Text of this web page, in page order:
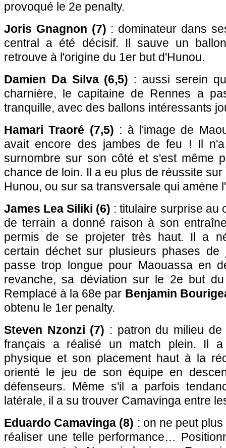
provoqué le 2e penalty.
Joris Gnagnon (7) : dominateur dans
central a été décisif. Il sauve un
retrouve à l'origine du 1er but d'Hunou.
Damien Da Silva (6,5) : aussi serein
charnière, le capitaine de Rennes a
tranquille, avec des ballons intéressants
Hamari Traoré (7,5) : à l'image de
avait encore des jambes de feu ! Il
surnombre sur son côté et s'est même
chance de loin. Il a eu plus de réussite
Hunou, ou sur sa transversale qui amène
James Lea Siliki (6) : titulaire surprise au
de terrain a donné raison à son
permis de se projeter très haut. Il a
certain déchet sur plusieurs phases
passe trop longue pour Maouassa en
revanche, sa déviation sur le 2e but
Remplacé à la 68e par Benjamin
obtenu le 1er penalty.
Steven Nzonzi (7) : patron du milieu de
français a réalisé un match plein. Il a
physique et son placement haut à la
orienté le jeu de son équipe en
défenseurs. Même s'il a parfois
latérale, il a su trouver Camavinga entre
Eduardo Camavinga (8) : on ne peut
réaliser une telle performance…